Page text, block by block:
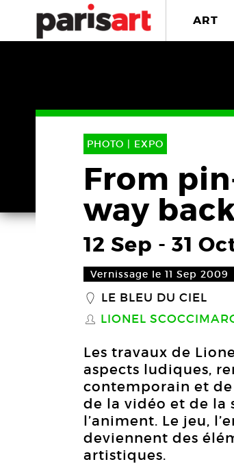
ART
PHOTO | EXPO
From
way
12 Sep - 31
Vernissage le 11 Sep 2009
_ LE BLEU DU CIEL
S LIONEL
Les travaux de
aspects ludiques,
contemporain et
de la vidéo et de la
l’animent. Le jeu,
deviennent des
artistiques.